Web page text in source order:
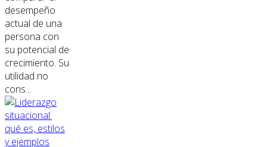
desempeño
actual de una
persona con
su potencial de
crecimiento. Su
utilidad no
cons...